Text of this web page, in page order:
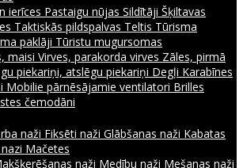
ierīces Pastaigu nūjas Sildītāji Šķiltavas
Taktiskās pildspalvas Teltis Tūrisma
paklāji Tūristu mugursomas
maisi Virves, parakorda virves Zāles, pirmā
piekariņi, atslēgu piekariņi Degļi Karabīnes
Mobilie pārnēsājamie ventilatori Brilles
čemodāni
naži Fiksēti naži Glābšanas naži Kabatas
Mačetes
naži Medību naži Mešanas naži